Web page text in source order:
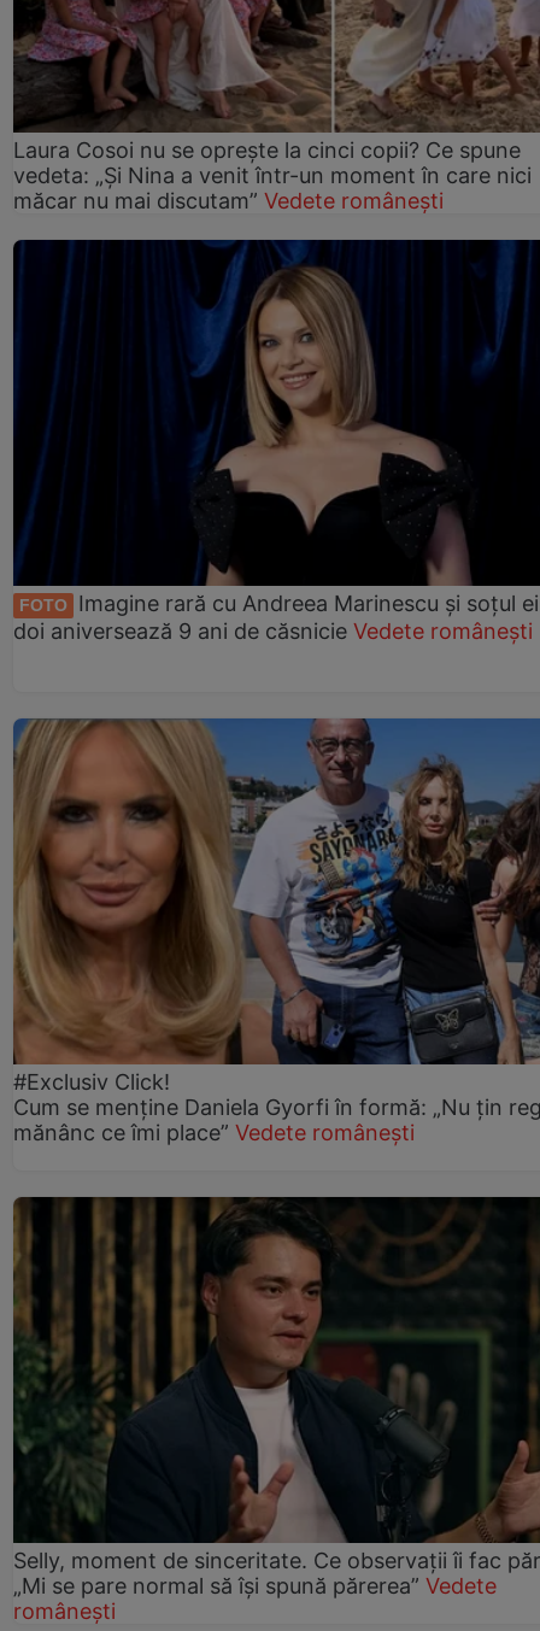
Laura Cosoi nu se oprește la cinci copii? Ce spune
vedeta: „Și Nina a venit într-un moment în care nici
măcar nu mai discutam” Vedete românești
FOTO
Imagine rară cu Andreea Marinescu și soțul
doi aniversează 9 ani de căsnicie Vedete românești
#Exclusiv Click!
Cum se menține Daniela Gyorfi în formă: „Nu țin
mănânc ce îmi place” Vedete românești
Selly, moment de sinceritate. Ce observații îi fac
„Mi se pare normal să își spună părerea” Vedete
românești